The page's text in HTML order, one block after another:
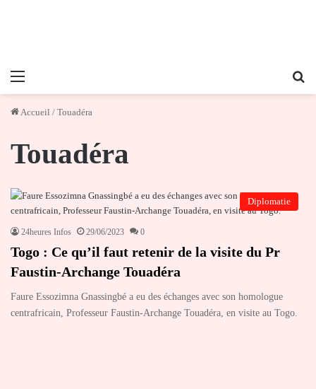
Menu
Accueil / Touadéra
Touadéra
Diplomatie
24heures Infos 29/06/2023 0
Togo : Ce qu’il faut retenir de la visite du Pr
Faustin-Archange Touadéra
Faure Essozimna Gnassingbé a eu des échanges avec son homologue
centrafricain, Professeur Faustin-Archange Touadéra, en visite au Togo.